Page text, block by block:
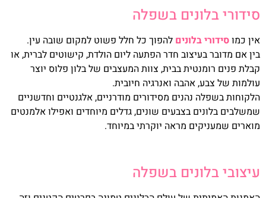
סידורי בלונים בשפלה
אין כמוסידורי בלונים להפוך כל חלל פשוט למקום שובה עין.
בין אם מדובר בעיצוב חדר הפתעה ליום הולדת, קישוטים לברית, או
קבלת פנים רומנטית בבית, צוות המעצבים של בלון פלוס יוצר
עולמות של צבע, אהבה ואנרגיה חיובית.
הלקוחות בשפלה נהנים מסידורים מודרניים, אלגנטיים וחדשניים
שמשלבים בלונים בצבעים שונים, גדלים מיוחדים ואפילו אלמנטים
מוארים שמעניקים מראה יוקרתי במיוחד.
עיצובי בלונים בשפלה